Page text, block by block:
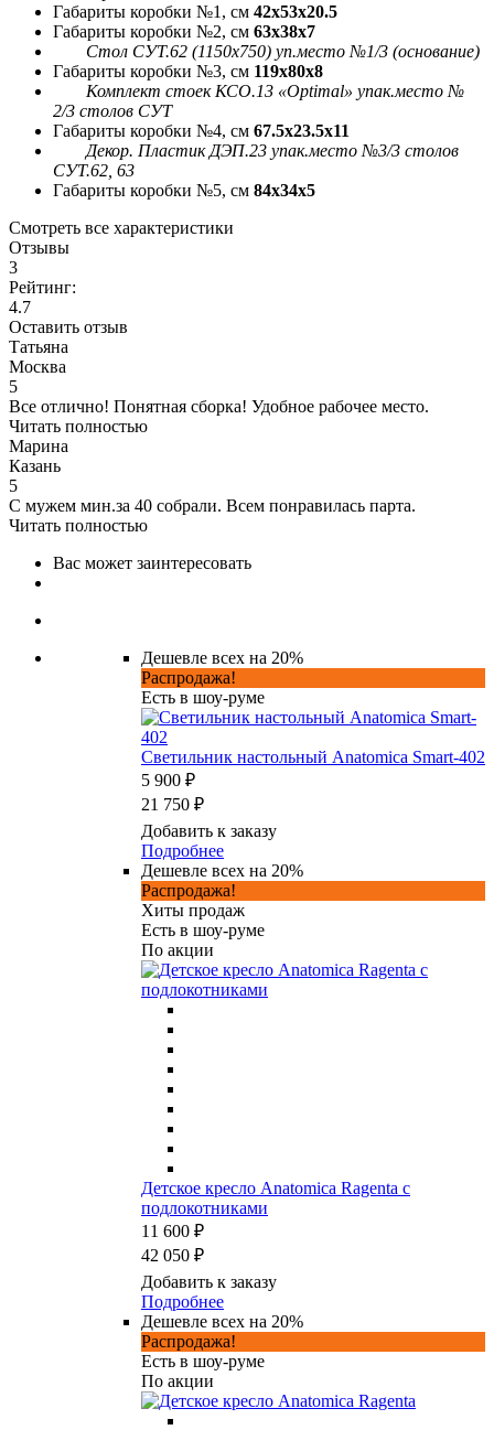
Габариты коробки №1, см 42x53x20.5
Габариты коробки №2, см 63x38x7
Стол СУТ.62 (1150х750) уп.место №1/3 (основание)
Габариты коробки №3, см 119x80x8
Комплект стоек КСО.13 «Optimal» упак.место №
2/3 столов СУТ
Габариты коробки №4, см 67.5x23.5x11
Декор. Пластик ДЭП.23 упак.место №3/3 столов
СУТ.62, 63
Габариты коробки №5, см 84x34x5
Смотреть все характеристики
Отзывы
3
Рейтинг:
4.7
Оставить отзыв
Татьяна
Москва
5
Все отлично! Понятная сборка! Удобное рабочее место.
Читать полностью
Марина
Казань
5
С мужем мин.за 40 собрали. Всем понравилась парта.
Читать полностью
Вас может заинтересовать
Дешевле всех на 20%
Распродажа!
Есть в шоу-руме
Светильник настольный Anatomica Smart-402
5 900 ₽
21 750 ₽
Добавить к заказу
Подробнее
Дешевле всех на 20%
Распродажа!
Хиты продаж
Есть в шоу-руме
По акции
Детское кресло Anatomica Ragenta с
подлокотниками
11 600 ₽
42 050 ₽
Добавить к заказу
Подробнее
Дешевле всех на 20%
Распродажа!
Есть в шоу-руме
По акции